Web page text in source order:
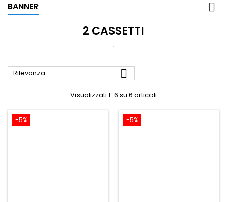
BANNER
2 CASSETTI
Rilevanza 
Visualizzati 1-6 su 6 articoli
-5% -5%